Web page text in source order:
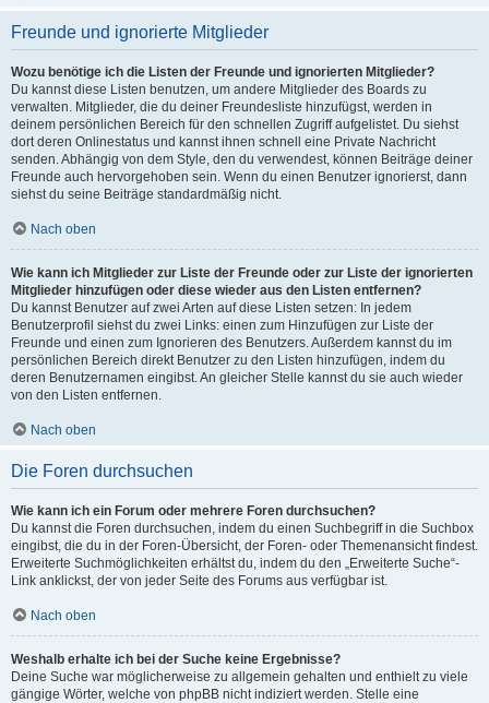
Freunde und ignorierte Mitglieder
Wozu benötige ich die Listen der Freunde und ignorierten Mitglieder?
Du kannst diese Listen benutzen, um andere Mitglieder des Boards zu
verwalten. Mitglieder, die du deiner Freundesliste hinzufügst, werden in
deinem persönlichen Bereich für den schnellen Zugriff aufgelistet. Du siehst
dort deren Onlinestatus und kannst ihnen schnell eine Private Nachricht
senden. Abhängig von dem Style, den du verwendest, können Beiträge deiner
Freunde auch hervorgehoben sein. Wenn du einen Benutzer ignorierst, dann
siehst du seine Beiträge standardmäßig nicht.
Nach oben
Wie kann ich Mitglieder zur Liste der Freunde oder zur Liste der ignorierten
Mitglieder hinzufügen oder diese wieder aus den Listen entfernen?
Du kannst Benutzer auf zwei Arten auf diese Listen setzen: In jedem
Benutzerprofil siehst du zwei Links: einen zum Hinzufügen zur Liste der
Freunde und einen zum Ignorieren des Benutzers. Außerdem kannst du im
persönlichen Bereich direkt Benutzer zu den Listen hinzufügen, indem du
deren Benutzernamen eingibst. An gleicher Stelle kannst du sie auch wieder
von den Listen entfernen.
Nach oben
Die Foren durchsuchen
Wie kann ich ein Forum oder mehrere Foren durchsuchen?
Du kannst die Foren durchsuchen, indem du einen Suchbegriff in die Suchbox
eingibst, die du in der Foren-Übersicht, der Foren- oder Themenansicht findest.
Erweiterte Suchmöglichkeiten erhältst du, indem du den „Erweiterte Suche“-
Link anklickst, der von jeder Seite des Forums aus verfügbar ist.
Nach oben
Weshalb erhalte ich bei der Suche keine Ergebnisse?
Deine Suche war möglicherweise zu allgemein gehalten und enthielt zu viele
gängige Wörter, welche von phpBB nicht indiziert werden. Stelle eine